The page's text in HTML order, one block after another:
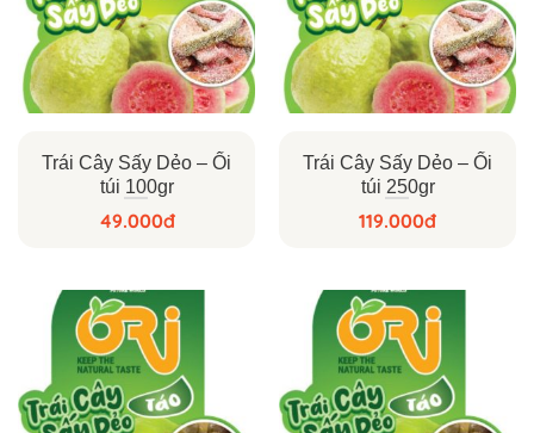
Trái Cây Sấy Dẻo – Ổi
túi 100gr
49.000đ
Trái Cây Sấy Dẻo – Ổi
túi 250gr
119.000đ